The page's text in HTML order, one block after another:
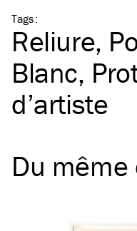
Tags:
Reliure
Blanc
d’artiste
Du même